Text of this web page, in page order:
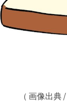
（ 画像出典 /